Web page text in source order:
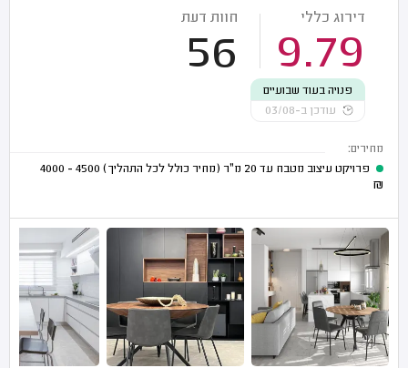
דירוג כללי
9.79
חוות דעת
56
פנויה בעוד שבועיים
עודכן ב-03/08
מחירים:
פרויקט עיצוב מטבח עד 20 מ"ר (מחיר כולל לכל התהליך)
4500 - 4000
₪